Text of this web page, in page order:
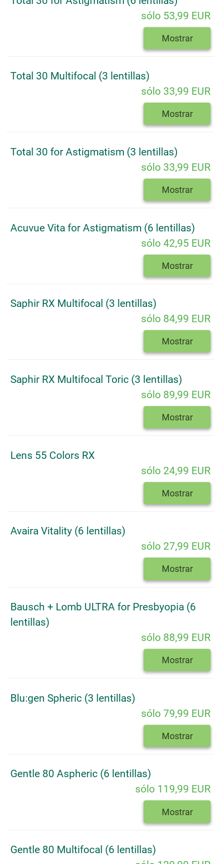
sólo 53,99 EUR
Mostrar
Total 30 Multifocal (3 lentillas)
sólo 33,99 EUR
Mostrar
Total 30 for Astigmatism (3 lentillas)
sólo 33,99 EUR
Mostrar
Acuvue Vita for Astigmatism (6 lentillas)
sólo 42,95 EUR
Mostrar
Saphir RX Multifocal (3 lentillas)
sólo 84,99 EUR
Mostrar
Saphir RX Multifocal Toric (3 lentillas)
sólo 89,99 EUR
Mostrar
Lens 55 Colors RX
sólo 24,99 EUR
Mostrar
Avaira Vitality (6 lentillas)
sólo 27,99 EUR
Mostrar
Bausch + Lomb ULTRA for Presbyopia (6
lentillas)
sólo 88,99 EUR
Mostrar
Blu:gen Spheric (3 lentillas)
sólo 79,99 EUR
Mostrar
Gentle 80 Aspheric (6 lentillas)
sólo 119,99 EUR
Mostrar
Gentle 80 Multifocal (6 lentillas)